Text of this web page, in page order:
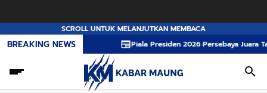
SCROLL UNTUK MELANJUTKAN MEMBACA
BREAKING NEWS Piala Presiden 2026 Persebaya Juara Tapi Ada